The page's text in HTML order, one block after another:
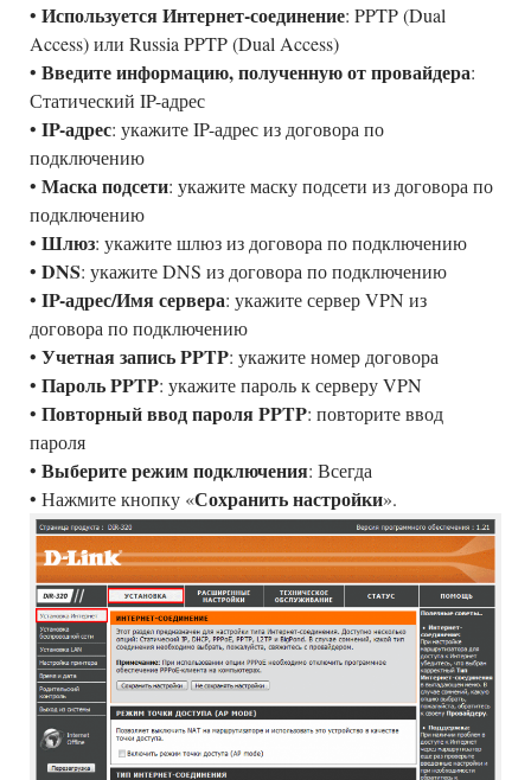
• Используется Интернет-соединение: PPTP (Dual
Access) или Russia PPTP (Dual Access)
• Введите информацию, полученную от провайдера:
Статический IP-адрес
• IP-адрес: укажите IP-адрес из договора по
подключению
• Маска подсети: укажите маску подсети из договора по
подключению
• Шлюз: укажите шлюз из договора по подключению
• DNS: укажите DNS из договора по подключению
• IP-адрес/Имя сервера: укажите сервер VPN из
договора по подключению
• Учетная запись PPTP: укажите номер договора
• Пароль PPTP: укажите пароль к серверу VPN
• Повторный ввод пароля PPTP: повторите ввод
пароля
• Выберите режим подключения: Всегда
• Нажмите кнопку «Сохранить настройки».